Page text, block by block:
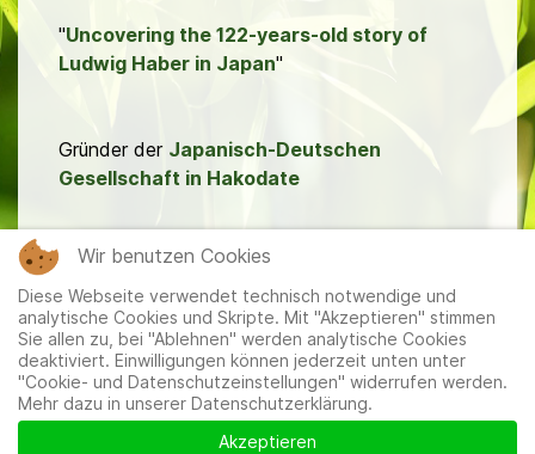
"Uncovering the 122-years-old story of
Ludwig Haber in Japan"
Gründer der Japanisch-Deutschen
Gesellschaft in Hakodate
Grab von Ludwig Haber
Mitglieder|Impressum|Datenschutzerklärung|Cookie-
und Datenschutzeinstellungen
Wir benutzen Cookies
Diese Webseite verwendet technisch notwendige und
analytische Cookies und Skripte. Mit "Akzeptieren" stimmen
Sie allen zu, bei "Ablehnen" werden analytische Cookies
deaktiviert. Einwilligungen können jederzeit unten unter
"Cookie- und Datenschutzeinstellungen" widerrufen werden.
Mehr dazu in unserer Datenschutzerklärung.
Akzeptieren